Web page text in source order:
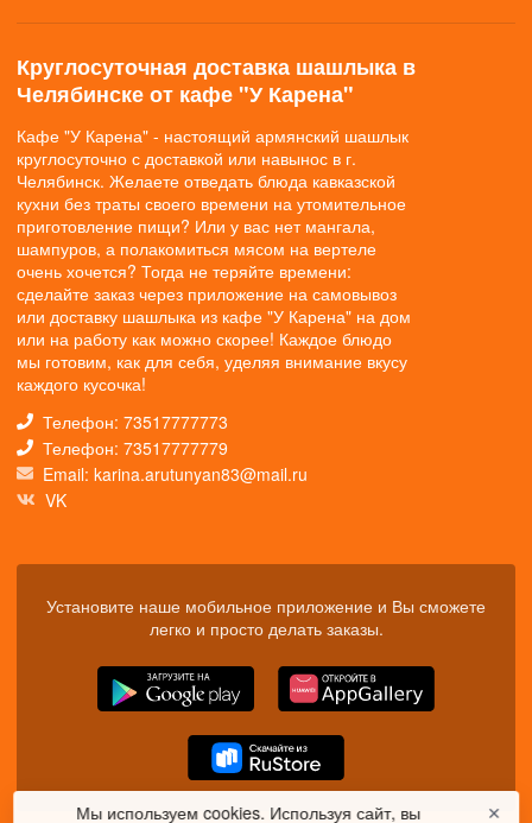
Круглосуточная доставка шашлыка в
Челябинске от кафе "У Карена"
Кафе "У Карена" - настоящий армянский шашлык
круглосуточно с доставкой или навынос в г.
Челябинск. Желаете отведать блюда кавказской
кухни без траты своего времени на утомительное
приготовление пищи? Или у вас нет мангала,
шампуров, а полакомиться мясом на вертеле
очень хочется? Тогда не теряйте времени:
сделайте заказ через приложение на самовывоз
или доставку шашлыка из кафе "У Карена" на дом
или на работу как можно скорее! Каждое блюдо
мы готовим, как для себя, уделяя внимание вкусу
каждого кусочка!
Телефон: 73517777773
Телефон: 73517777779
Email: karina.arutunyan83@mail.ru
VK
Установите наше мобильное приложение и Вы сможете
легко и просто делать заказы.
Мы используем cookies. Используя сайт, вы ✕